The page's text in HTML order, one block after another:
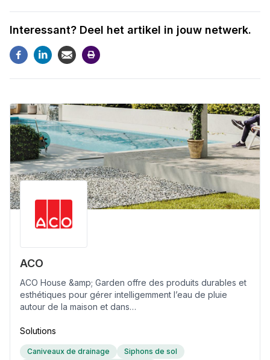
Interessant? Deel het artikel in jouw netwerk.
ACO
ACO House &amp; Garden offre des produits durables et
esthétiques pour gérer intelligemment l’eau de pluie
autour de la maison et dans…
Solutions
Caniveaux de drainage
Siphons de sol